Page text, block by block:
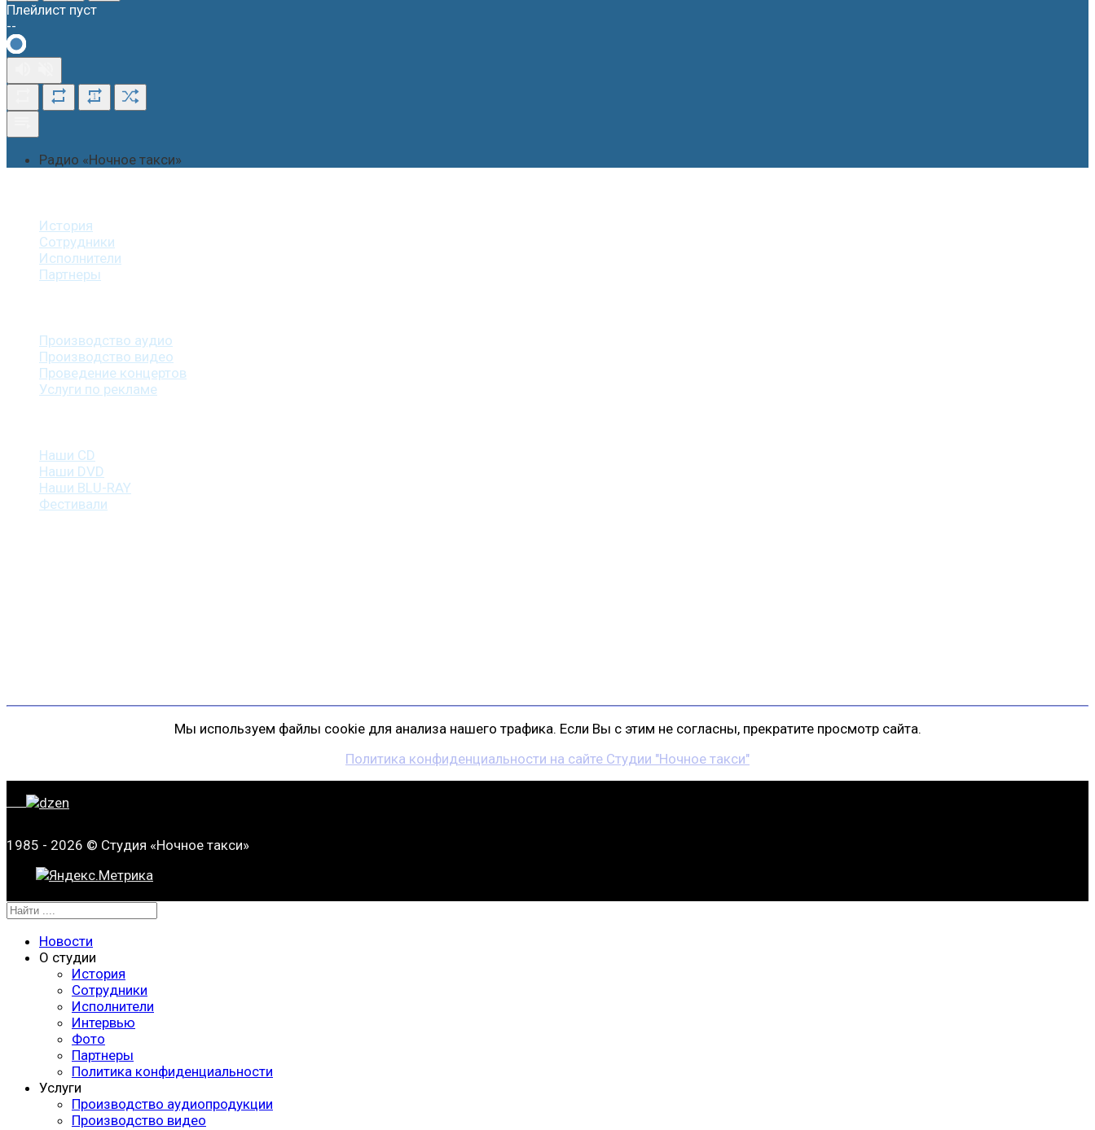
Плейлист пуст
--
1
Радио «Ночное такси»
История
Сотрудники
Исполнители
Партнеры
Производство аудио
Производство видео
Проведение концертов
Услуги по рекламе
Наши CD
Наши DVD
Наши BLU-RAY
Фестивали
Мы используем файлы cookie для анализа нашего трафика. Если Вы с этим не согласны, прекратите просмотр сайта.
Политика конфиденциальности на сайте Студии "Ночное такси"
1985 - 2026 © Студия «Ночное такси»
Новости
О студии
История
Сотрудники
Исполнители
Интервью
Фото
Партнеры
Политика конфиденциальности
Услуги
Производство аудиопродукции
Производство видео